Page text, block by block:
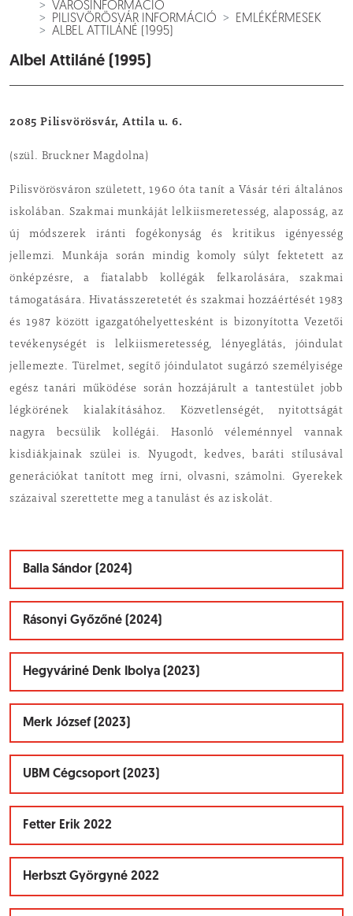
VÁROSINFORMÁCIÓ
PILISVÖRÖSVÁR INFORMÁCIÓ
EMLÉKÉRMESEK
ALBEL ATTILÁNÉ (1995)
Albel Attiláné (1995)
2085 Pilisvörösvár, Attila u. 6.
(szül. Bruckner Magdolna)
Pilisvörösváron szü­letett, 1960 óta tanít a Vásár téri általános
iskolában. Szakmai munkáját lelkiismere­tesség, alaposság, az
új módszerek iránti fogé­konyság és kritikus igényesség
jellemzi. Munkája során mindig komoly súlyt fektetett az
önképzésre, a fiata­labb kollégák felkarolá­sára, szakmai
támogatására. Hivatásszeretetét és szakmai hozzáértését 1983
és 1987 között igazga­tóhelyettesként is bizonyította Vezetői
tevékeny­ségét is lelkiismeretesség, lényeglátás, jóindulat
jellemezte. Türelmet, segítő jóindulatot sugárzó személyisége
egész tanári működése során hozzá­járult a tantestület jobb
légkörének kialakításá­hoz. Közvetlenségét, nyitottságát
nagyra becsülik kollégái. Hasonló véleménnyel vannak
kisdiákja­inak szülei is. Nyugodt, kedves, baráti stílusával
generációkat tanított meg írni, olvasni, számolni. Gyerekek
százaival szerettette meg a tanulást és az iskolát.
Balla Sándor (2024)
Rásonyi Győzőné (2024)
Hegyváriné Denk Ibolya (2023)
Merk József (2023)
UBM Cégcsoport (2023)
Fetter Erik 2022
Herbszt Györgyné 2022